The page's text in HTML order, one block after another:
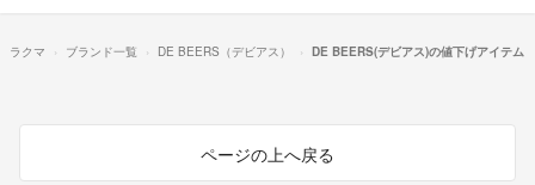
ラクマ ブランド一覧 DE BEERS（デビアス） DE BEERS(デビアス)の値下げアイテム
ページの上へ戻る